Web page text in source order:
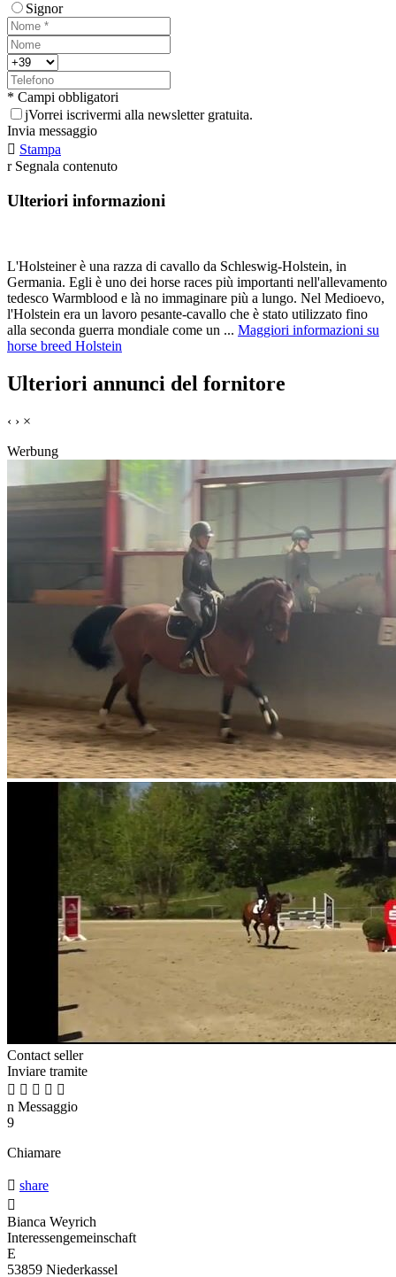
Signor
* Campi obbligatori
jVorrei iscrivermi alla newsletter gratuita.
Invia messaggio
 Stampa
r Segnala contenuto
Ulteriori informazioni
L'Holsteiner è una razza di cavallo da Schleswig-Holstein, in
Germania. Egli è uno dei horse races più importanti nell'allevamento
tedesco Warmblood e là no immaginare più a lungo. Nel Medioevo,
l'Holstein era un lavoro pesante-cavallo che è stato utilizzato fino
alla seconda guerra mondiale come un ... Maggiori informazioni su
horse breed Holstein
Ulteriori annunci del fornitore
‹ › ×
Werbung
Contact seller
Inviare tramite
    
n Messaggio
9
Chiamare
 share

Bianca Weyrich
Interessengemeinschaft
E
53859 Niederkassel